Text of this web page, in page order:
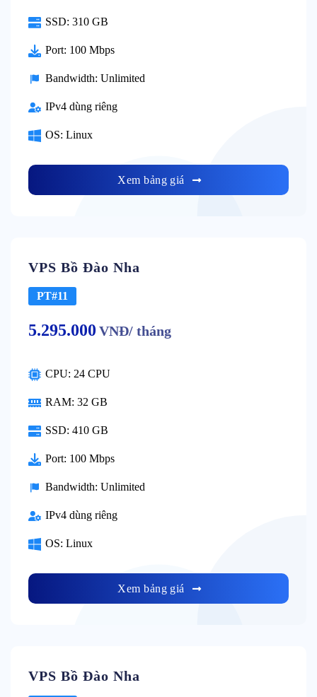
SSD: 310 GB
Port: 100 Mbps
Bandwidth: Unlimited
IPv4 dùng riêng
OS: Linux
Xem bảng giá
VPS Bồ Đào Nha
PT#11
5.295.000 VNĐ/ tháng
CPU: 24 CPU
RAM: 32 GB
SSD: 410 GB
Port: 100 Mbps
Bandwidth: Unlimited
IPv4 dùng riêng
OS: Linux
Xem bảng giá
VPS Bồ Đào Nha